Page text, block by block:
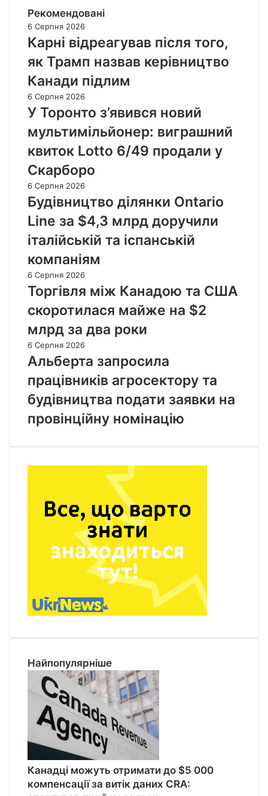
Рекомендовані
6 Серпня 2026
Карні відреагував після того,
як Трамп назвав керівництво
Канади підлим
6 Серпня 2026
У Торонто з’явився новий
мультимільйонер: виграшний
квиток Lotto 6/49 продали у
Скарборо
6 Серпня 2026
Будівництво ділянки Ontario
Line за $4,3 млрд доручили
італійській та іспанській
компаніям
6 Серпня 2026
Торгівля між Канадою та США
скоротилася майже на $2
млрд за два роки
6 Серпня 2026
Альберта запросила
працівників агросектору та
будівництва подати заявки на
провінційну номінацію
Найпопулярніше
Канадці можуть отримати до $5 000
компенсації за витік даних CRA: